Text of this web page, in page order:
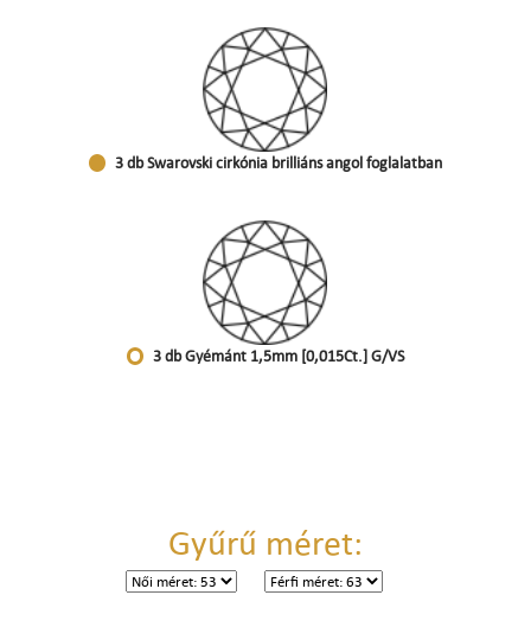
3 db Swarovski cirkónia brilliáns angol foglalatban
3 db Gyémánt 1,5mm [0,015Ct.] G/VS
Gyűrű méret: